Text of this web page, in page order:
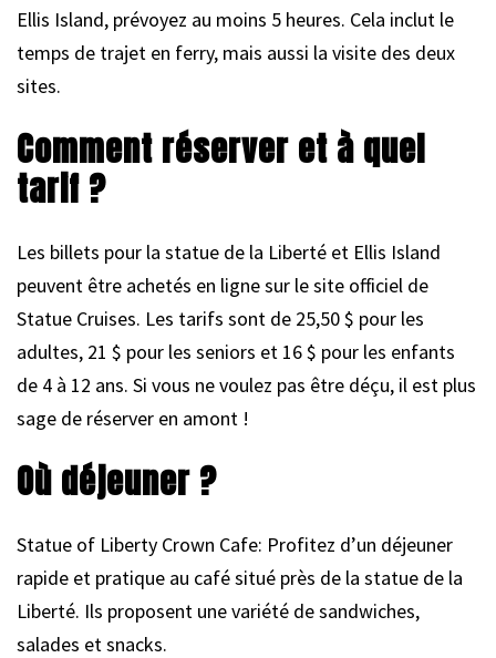
Ellis Island, prévoyez au moins 5 heures. Cela inclut le
temps de trajet en ferry, mais aussi la visite des deux
sites.
Comment réserver et à quel
tarif ?
Les billets pour la statue de la Liberté et Ellis Island
peuvent être achetés en ligne sur le site officiel de
Statue Cruises. Les tarifs sont de 25,50 $ pour les
adultes, 21 $ pour les seniors et 16 $ pour les enfants
de 4 à 12 ans. Si vous ne voulez pas être déçu, il est plus
sage de réserver en amont !
Où déjeuner ?
Statue of Liberty Crown Cafe: Profitez d’un déjeuner
rapide et pratique au café situé près de la statue de la
Liberté. Ils proposent une variété de sandwiches,
salades et snacks.